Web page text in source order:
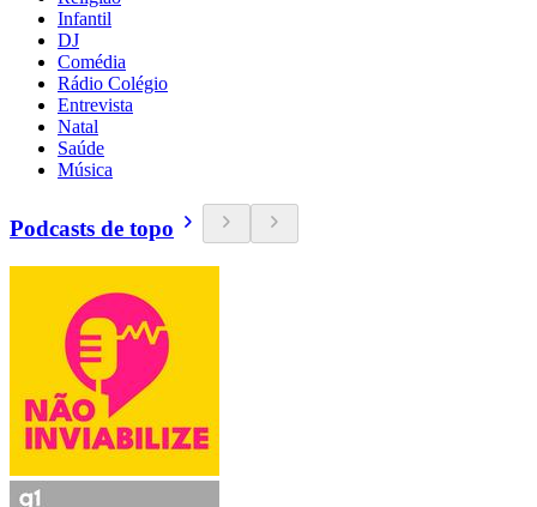
Infantil
DJ
Comédia
Rádio Colégio
Entrevista
Natal
Saúde
Música
Podcasts de topo